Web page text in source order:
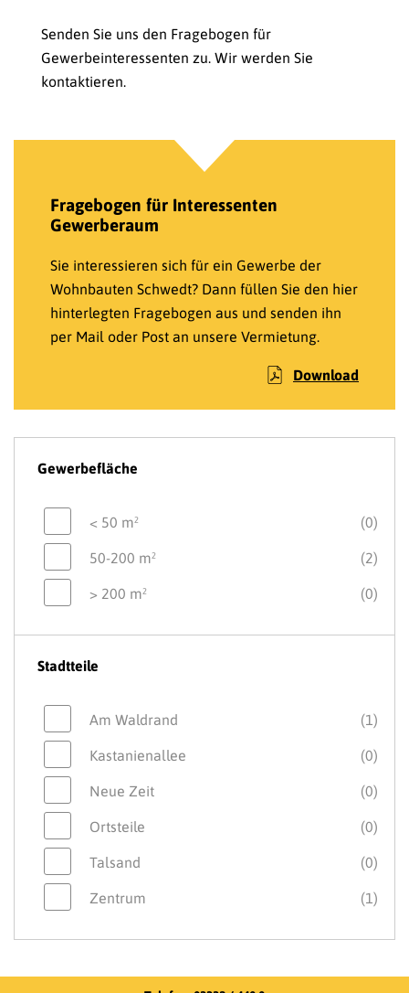
Gewerbefläche
< 50 m² (0)
50-200 m² (2)
> 200 m² (0)
Stadtteile
Am Waldrand (1)
Kastanienallee (0)
Neue Zeit (0)
Ortsteile (0)
Talsand (0)
Zentrum (1)
Senden Sie uns den Fragebogen für
Gewerbeinteressenten zu. Wir werden Sie
kontaktieren.
Fragebogen für Interessenten
Gewerberaum
Sie interessieren sich für ein Gewerbe der
Wohnbauten Schwedt? Dann füllen Sie den hier
hinterlegten Fragebogen aus und senden ihn
per Mail oder Post an unsere Vermietung.
Download